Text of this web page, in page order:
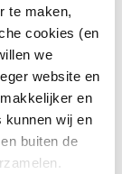
te maken,
cookies (en
we
website en
en
kunnen wij en
buiten de